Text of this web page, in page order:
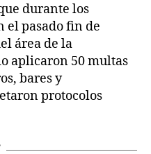
durante los
el pasado fin de
área de la
aplicaron 50 multas
bares y
protocolos